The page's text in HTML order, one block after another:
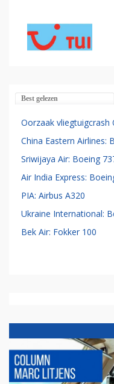
Best gelezen
Oorzaak vliegtuigcrash
China Eastern Airlines:
Sriwijaya Air: Boeing
Air India Express:
PIA: Airbus A320
Ukraine International:
Bek Air: Fokker 100